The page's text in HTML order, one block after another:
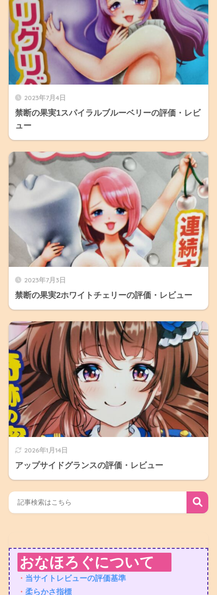
2023年7月4日
禁断の果実1スパイラルブルーベリーの評価・レビ
ュー
2023年7月3日
禁断の果実2ホワイトチェリーの評価・レビュー
2026年1月14日
アップサイドグランスの評価・レビュー
おなほろぐについて
・ 当サイトレビューの評価基準
・ 柔らかさ指標